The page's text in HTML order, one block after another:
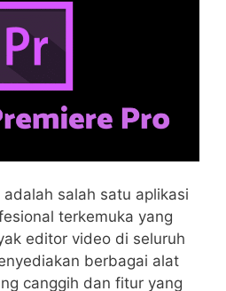
salah satu aplikasi
terkemuka yang
editor video di seluruh
berbagai alat
canggih dan fitur yang